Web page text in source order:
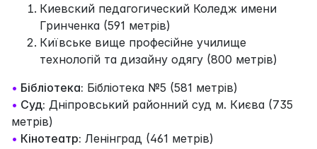
Киевский педагогический Коледж имени
Гринченка (591 метрів)
Київське вище професійне училище
технологій та дизайну одягу (800 метрів)
• Бібліотека: Бібліотека №5 (581 метрів)
• Суд: Дніпровський районний суд м. Києва (735
метрів)
• Кінотеатр: Ленінград (461 метрів)